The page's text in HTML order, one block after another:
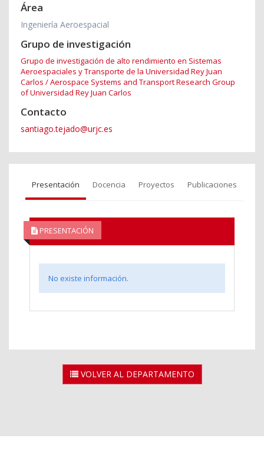
Área
Ingeniería Aeroespacial
Grupo de investigación
Grupo de investigación de alto rendimiento en Sistemas
Aeroespaciales y Transporte de la Universidad Rey Juan
Carlos / Aerospace Systems and Transport Research Group
of Universidad Rey Juan Carlos
Contacto
santiago.tejado@urjc.es
Presentación Docencia Proyectos Publicaciones
PRESENTACIÓN
No existe información.
VOLVER AL DEPARTAMENTO